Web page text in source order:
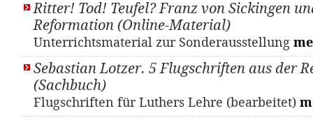
Ritter! Tod! Teufel? Franz von Sickingen
Reformation (Online-Material)
Unterrichtsmaterial zur Sonderausstellung
Sebastian Lotzer. 5 Flugschriften aus der
(Sachbuch)
Flugschriften für Luthers Lehre (bearbeitet)